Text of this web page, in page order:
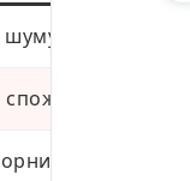
з вулиці
енергії
захворювань